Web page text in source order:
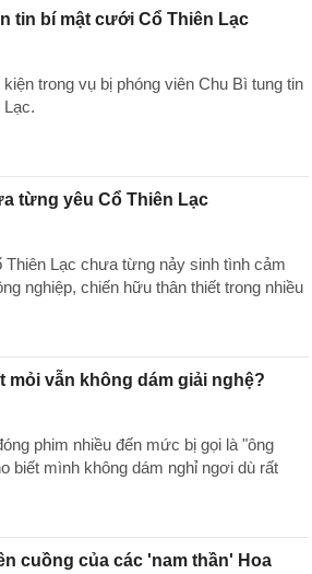
tin bí mật cưới Cổ Thiên Lạc
trong vụ bị phóng viên Chu Bì tung tin
Lạc.
từng yêu Cổ Thiên Lạc
Lạc chưa từng nảy sinh tình cảm
nghiệp, chiến hữu thân thiết trong nhiều
mỏi vẫn không dám giải nghệ?
phim nhiều đến mức bị gọi là "ông
biết mình không dám nghỉ ngơi dù rất
cuồng của các 'nam thần' Hoa